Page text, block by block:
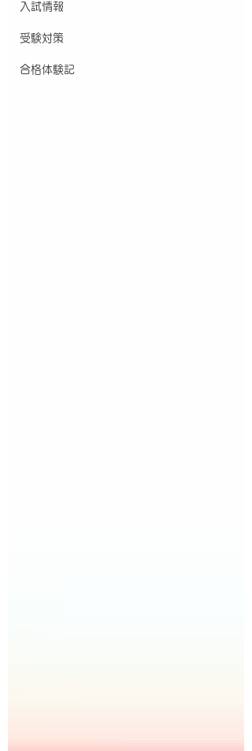
入試情報
受験対策
合格体験記